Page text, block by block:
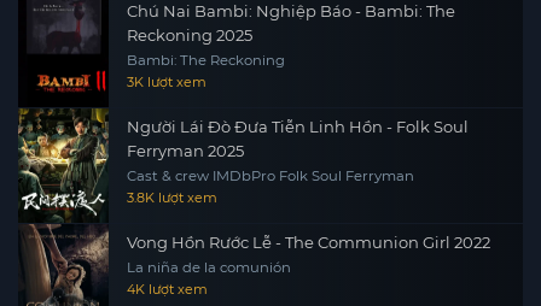
Chú Nai Bambi: Nghiệp Báo - Bambi: The
Reckoning 2025
Bambi: The Reckoning
3K lượt xem
Người Lái Đò Đưa Tiễn Linh Hồn - Folk Soul
Ferryman 2025
Cast & crew IMDbPro Folk Soul Ferryman
3.8K lượt xem
Vong Hồn Rước Lễ - The Communion Girl 2022
La niña de la comunión
4K lượt xem